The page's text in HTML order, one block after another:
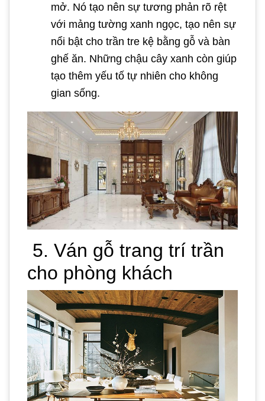
mở. Nó tạo nên sự tương phản rõ rệt
với mảng tường xanh ngọc, tạo nên sự
nổi bật cho trần tre kệ bằng gỗ và bàn
ghế ăn. Những chậu cây xanh còn giúp
tạo thêm yếu tố tự nhiên cho không
gian sống.
5. Ván gỗ trang trí trần
cho phòng khách